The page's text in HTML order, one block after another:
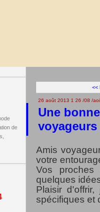
de
<<
26 août 2013 1 26 /08 /
Une
voyageurs
Amis
votre
Vos
quelques
Plaisir
spécifiques et